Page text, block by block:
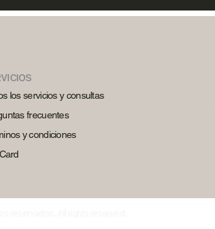
los servicios y consultas
frecuentes
y condiciones